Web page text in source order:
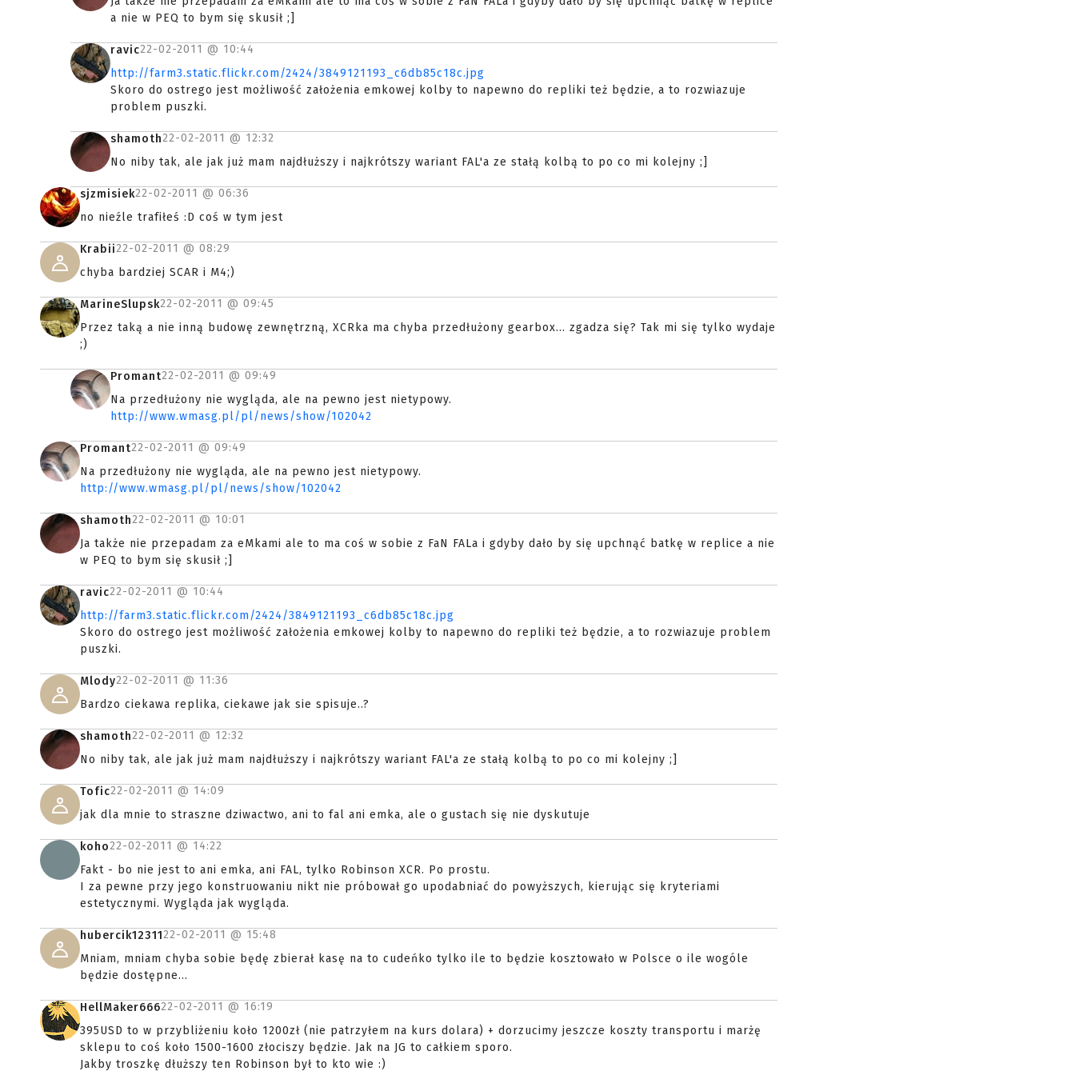
a nie w PEQ to bym się skusił ;]
ravic22-02-2011 @ 10:44
http://farm3.static.flickr.com/2424/3849121193_c6db85c18c.jpg
Skoro do ostrego jest możliwość założenia emkowej kolby to napewno do repliki też będzie, a to rozwiazuje
problem puszki.
shamoth22-02-2011 @ 12:32
No niby tak, ale jak już mam najdłuższy i najkrótszy wariant FAL'a ze stałą kolbą to po co mi kolejny ;]
sjzmisiek22-02-2011 @ 06:36
no nieźle trafiłeś :D coś w tym jest
Krabii22-02-2011 @ 08:29
chyba bardziej SCAR i M4;)
MarineSlupsk22-02-2011 @ 09:45
Przez taką a nie inną budowę zewnętrzną, XCRka ma chyba przedłużony gearbox... zgadza się? Tak mi się tylko wydaje
;)
Promant22-02-2011 @ 09:49
Na przedłużony nie wygląda, ale na pewno jest nietypowy.
http://www.wmasg.pl/pl/news/show/102042
Promant22-02-2011 @ 09:49
Na przedłużony nie wygląda, ale na pewno jest nietypowy.
http://www.wmasg.pl/pl/news/show/102042
shamoth22-02-2011 @ 10:01
Ja także nie przepadam za eMkami ale to ma coś w sobie z FaN FALa i gdyby dało by się upchnąć batkę w replice a nie
w PEQ to bym się skusił ;]
ravic22-02-2011 @ 10:44
http://farm3.static.flickr.com/2424/3849121193_c6db85c18c.jpg
Skoro do ostrego jest możliwość założenia emkowej kolby to napewno do repliki też będzie, a to rozwiazuje problem
puszki.
Mlody22-02-2011 @ 11:36
Bardzo ciekawa replika, ciekawe jak sie spisuje..?
shamoth22-02-2011 @ 12:32
No niby tak, ale jak już mam najdłuższy i najkrótszy wariant FAL'a ze stałą kolbą to po co mi kolejny ;]
Tofic22-02-2011 @ 14:09
jak dla mnie to straszne dziwactwo, ani to fal ani emka, ale o gustach się nie dyskutuje
koho22-02-2011 @ 14:22
Fakt - bo nie jest to ani emka, ani FAL, tylko Robinson XCR. Po prostu.
I za pewne przy jego konstruowaniu nikt nie próbował go upodabniać do powyższych, kierując się kryteriami
estetycznymi. Wygląda jak wygląda.
hubercik1231122-02-2011 @ 15:48
Mniam, mniam chyba sobie będę zbierał kasę na to cudeńko tylko ile to będzie kosztowało w Polsce o ile wogóle
będzie dostępne...
HellMaker66622-02-2011 @ 16:19
395USD to w przybliżeniu koło 1200zł (nie patrzyłem na kurs dolara) + dorzucimy jeszcze koszty transportu i marżę
sklepu to coś koło 1500-1600 złociszy będzie. Jak na JG to całkiem sporo.
Jakby troszkę dłuższy ten Robinson był to kto wie :)